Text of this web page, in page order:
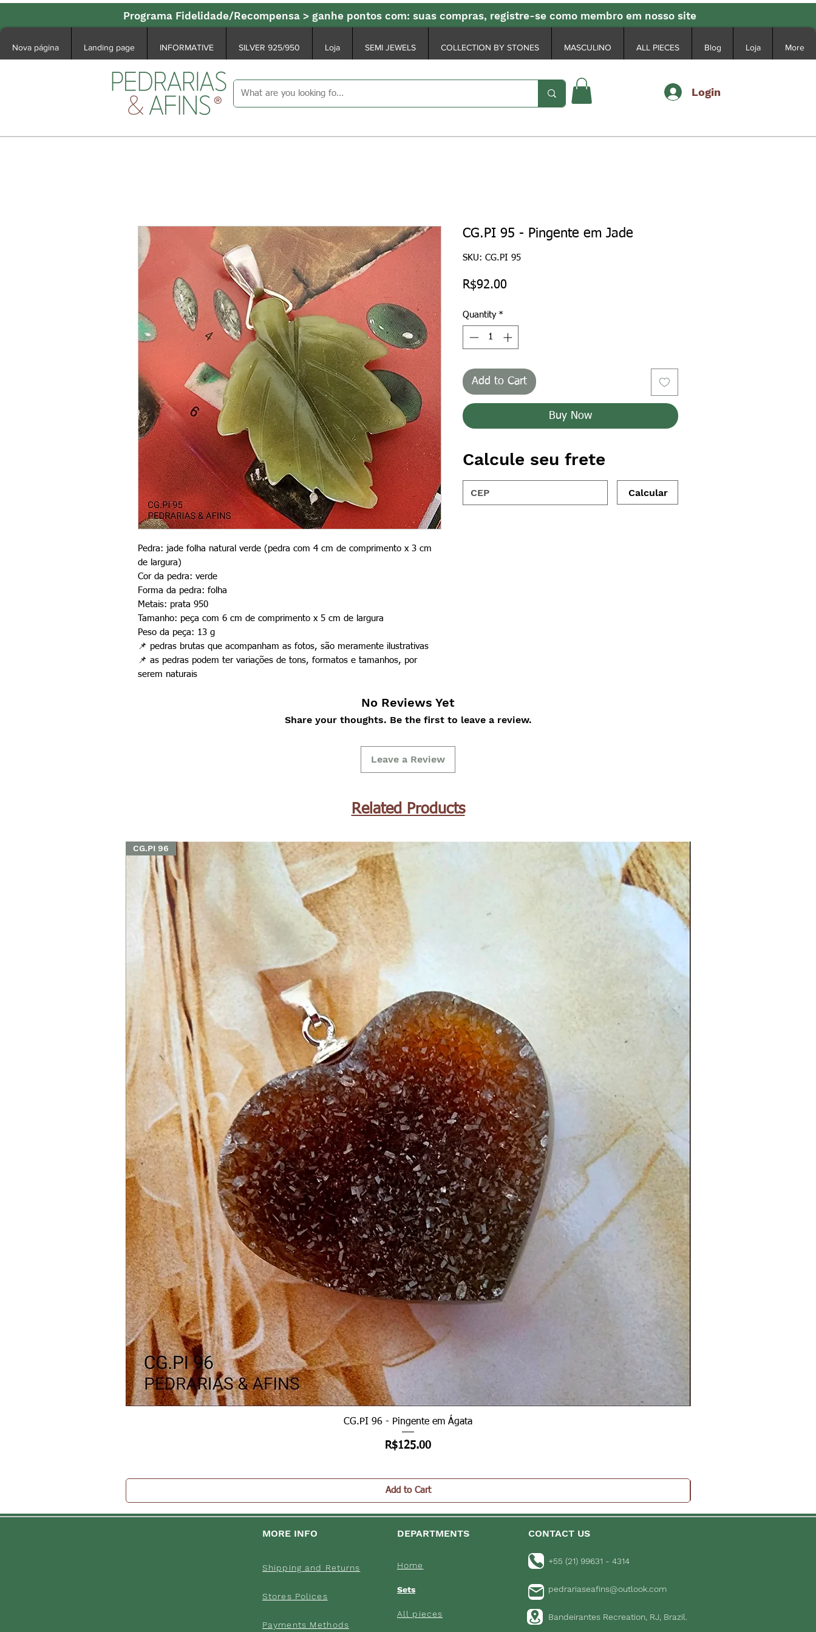
Programa Fidelidade/Recompensa > ganhe pontos com: suas compras, registre-se como membro em nosso site
Nova página Landing page INFORMATIVE SILVER 925/950 Loja SEMI JEWELS COLLECTION BY STONES MASCULINO ALL PIECES Blog Loja More
Login
Pedra: jade folha natural verde (pedra com 4 cm de comprimento x 3 cm
de largura)
Cor da pedra: verde
Forma da pedra: folha
Metais: prata 950
Tamanho: peça com 6 cm de comprimento x 5 cm de largura
Peso da peça: 13 g
📌 pedras brutas que acompanham as fotos, são meramente ilustrativas
📌 as pedras podem ter variações de tons, formatos e tamanhos, por
serem naturais
CG.PI 95 - Pingente em Jade
SKU: CG.PI 95
R$92.00Price
Quantity *
Add to Cart
Buy Now
Calcule seu frete
Calcular
No Reviews Yet
Share your thoughts. Be the first to leave a review.
Leave a Review
Related Products
Quick View
CG.PI 96
CG.PI 96 - Pingente em Ágata
Price
R$125.00
Add to Cart
MORE INFO
Shipping and Returns
Stores Polices
Payments Methods
DEPARTMENTS CONTACT US
Home
Sets
All pieces
+55 (21) 99631 - 4314
pedrariaseafins@outlook.com
Bandeirantes Recreation, RJ, Brazil.